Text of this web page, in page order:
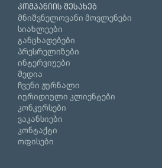
კომპანიის შესახებ
მნიშვნელოვანი მოვლენები
სიახლეები
განცხადებები
პრესრელიზები
ინტერვიუები
მედია
ჩვენი ჟურნალი
იურიდიული კლიენტები
კონკურსები
ვაკანსიები
კონტაქტი
ოფისები